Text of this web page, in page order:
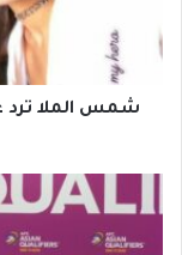
ل
ا
ى
شمس الملا ترد
س